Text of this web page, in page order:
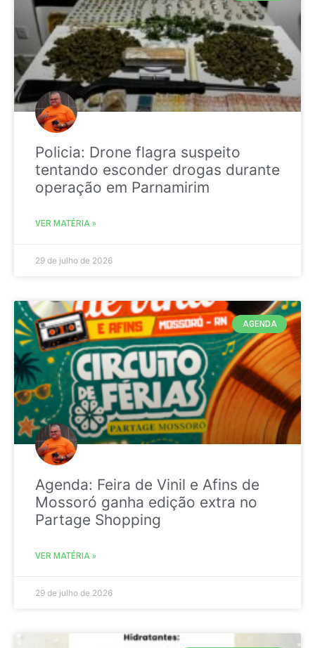
Policia: Drone flagra suspeito
tentando esconder drogas durante
operação em Parnamirim
VER MATÉRIA »
29 de julho de 2026
AGENDA
Agenda: Feira de Vinil e Afins de
Mossoró ganha edição extra no
Partage Shopping
VER MATÉRIA »
29 de julho de 2026